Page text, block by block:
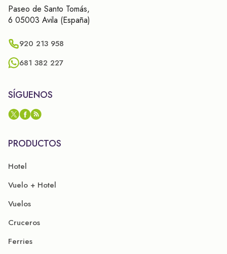
Paseo de Santo Tomás,
6 05003 Avila (España)
920 213 958
681 382 227
SÍGUENOS
PRODUCTOS
Hotel
Vuelo + Hotel
Vuelos
Cruceros
Ferries